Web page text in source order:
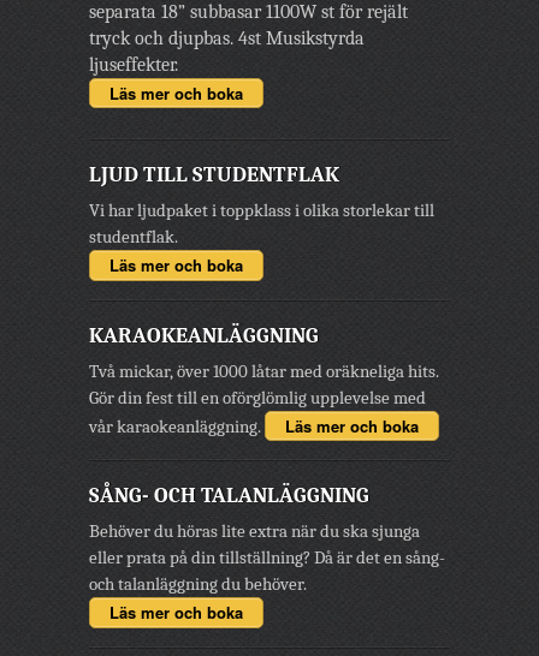
separata 18” subbasar 1100W st för rejält
tryck och djupbas. 4st Musikstyrda
ljuseffekter.
Läs mer och boka
LJUD TILL STUDENTFLAK
Vi har ljudpaket i toppklass i olika storlekar till
studentflak.
Läs mer och boka
KARAOKEANLÄGGNING
Två mickar, över 1000 låtar med oräkneliga hits.
Gör din fest till en oförglömlig upplevelse med
vår karaokeanläggning.
Läs mer och boka
SÅNG- OCH TALANLÄGGNING
Behöver du höras lite extra när du ska sjunga
eller prata på din tillställning? Då är det en sång-
och talanläggning du behöver.
Läs mer och boka